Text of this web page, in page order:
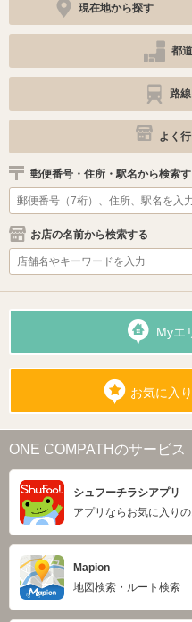
現在地から探す
都
路
よく
郵便番号・住所・駅名から検索
お店の名前から検索する
Myエ
お気に入
ONE COMPATHのサービス
シュフーチラシアプリ
アプリならお気に入り
Mapion
地図検索・ルート検索